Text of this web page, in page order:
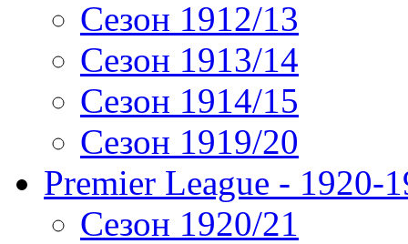
Сезон 1912/13
Сезон 1913/14
Сезон 1914/15
Сезон 1919/20
Premier League - 1920-
Сезон 1920/21